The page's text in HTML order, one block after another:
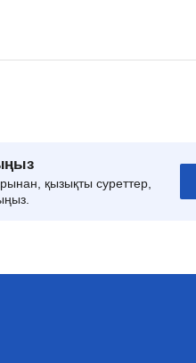
қызықты суреттер,